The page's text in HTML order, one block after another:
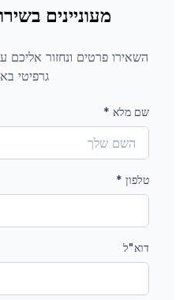
מעוניינים
השאירו פרטים ונחזור
גרפיטי
שם מלא *
טלפון *
דוא"ל